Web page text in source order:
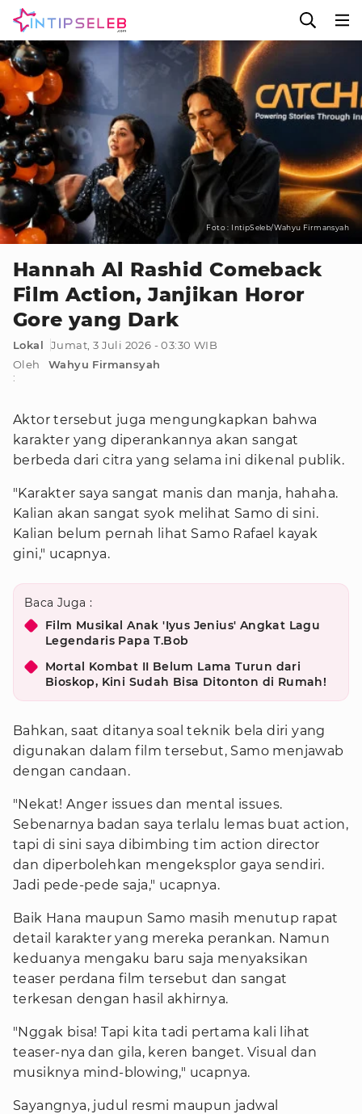
Foto : IntipSeleb/Wahyu Firmansyah
Hannah Al Rashid Comeback
Film Action, Janjikan Horor
Gore yang Dark
Lokal
Jumat, 3 Juli 2026 - 03:30 WIB
Oleh
:
Wahyu Firmansyah
Aktor tersebut juga mengungkapkan bahwa
karakter yang diperankannya akan sangat
berbeda dari citra yang selama ini dikenal publik.
"Karakter saya sangat manis dan manja, hahaha.
Kalian akan sangat syok melihat Samo di sini.
Kalian belum pernah lihat Samo Rafael kayak
gini," ucapnya.
Baca Juga :
Film Musikal Anak 'Iyus Jenius' Angkat Lagu
Legendaris Papa T.Bob
Mortal Kombat II Belum Lama Turun dari
Bioskop, Kini Sudah Bisa Ditonton di Rumah!
Bahkan, saat ditanya soal teknik bela diri yang
digunakan dalam film tersebut, Samo menjawab
dengan candaan.
"Nekat! Anger issues dan mental issues.
Sebenarnya badan saya terlalu lemas buat action,
tapi di sini saya dibimbing tim action director
dan diperbolehkan mengeksplor gaya sendiri.
Jadi pede-pede saja," ucapnya.
Baik Hana maupun Samo masih menutup rapat
detail karakter yang mereka perankan. Namun
keduanya mengaku baru saja menyaksikan
teaser perdana film tersebut dan sangat
terkesan dengan hasil akhirnya.
"Nggak bisa! Tapi kita tadi pertama kali lihat
teaser-nya dan gila, keren banget. Visual dan
musiknya mind-blowing," ucapnya.
Sayangnya, judul resmi maupun jadwal